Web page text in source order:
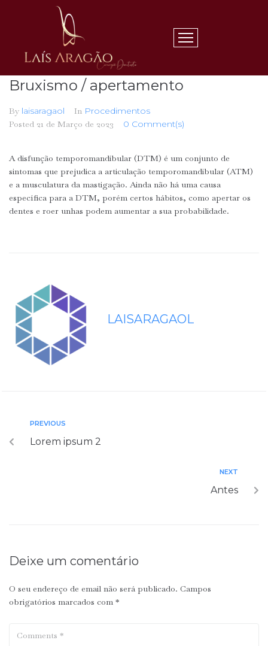
Bruxismo / apertamento
By laisaragaol In Procedimentos
Posted 21 de Março de 2023 0 Comment(s)
A disfunção temporomandibular (DTM) é um conjunto de
sintomas que prejudica a articulação temporomandibular (ATM)
e a musculatura da mastigação. Ainda não há uma causa
específica para a DTM, porém certos hábitos, como apertar os
dentes e roer unhas podem aumentar a sua probabilidade.
LAISARAGAOL
PREVIOUS
Lorem ipsum 2
NEXT
Antes
Deixe um comentário
O seu endereço de email não será publicado. Campos
obrigatórios marcados com *